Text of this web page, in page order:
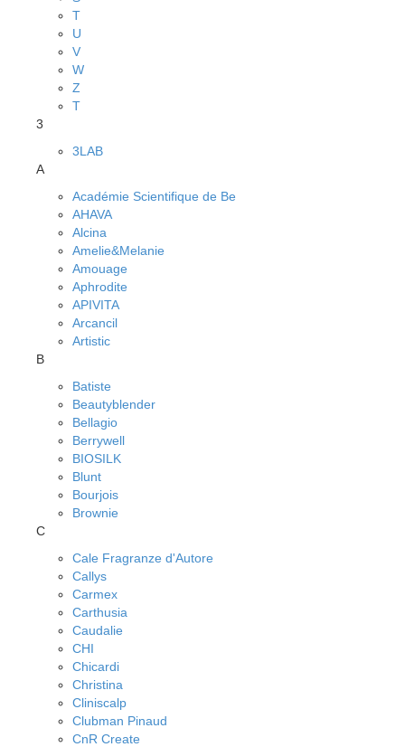
T
U
V
W
Z
Т
3
3LAB
A
Académie Scientifique de Be
AHAVA
Alcina
Amelie&Melanie
Amouage
Aphrodite
APIVITA
Arcancil
Artistic
B
Batiste
Beautyblender
Bellagio
Berrywell
BIOSILK
Blunt
Bourjois
Brownie
C
Cale Fragranze d'Autore
Callys
Carmex
Carthusia
Caudalie
CHI
Chicardi
Christina
Cliniscalp
Clubman Pinaud
CnR Create